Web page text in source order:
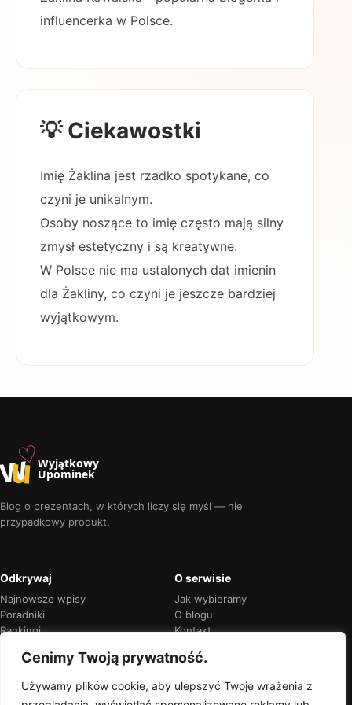
Cenimy Twoją prywatność.
Używamy plików cookie, aby ulepszyć Twoje wrażenia z
influencerka w Polsce.
💡 Ciekawostki
Imię Żaklina jest rzadko spotykane, co
czyni je unikalnym.
Osoby noszące to imię często mają silny
zmysł estetyczny i są kreatywne.
W Polsce nie ma ustalonych dat imienin
dla Żakliny, co czyni je jeszcze bardziej
wyjątkowym.
u♡Wyjątkowy
Upominek
Blog o prezentach, w których liczy się myśl — nie
przypadkowy produkt.
Odkrywaj
Najnowsze wpisy
Poradniki
Rankingi
O serwisie
Jak wybieramy
O blogu
Kontakt